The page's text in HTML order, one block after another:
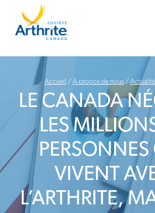
Mobile Navigation
Accueil / À propos de nous/
LE CANADA
LES
PERSONNES
VIVENT
L’ARTHRITE,